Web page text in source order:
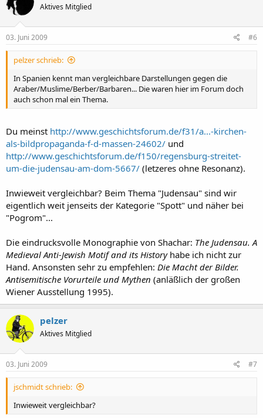
Aktives Mitglied
03. Juni 2009 #6
pelzer schrieb:
In Spanien kennt man vergleichbare Darstellungen gegen die
Araber/Muslime/Berber/Barbaren... Die waren hier im Forum doch
auch schon mal ein Thema.
Du meinst http://www.geschichtsforum.de/f31/a...-kirchen-
als-bildpropaganda-f-d-massen-24602/ und
http://www.geschichtsforum.de/f150/regensburg-streitet-
um-die-judensau-am-dom-5667/ (letzeres ohne Resonanz).
Inwieweit vergleichbar? Beim Thema "Judensau" sind wir
eigentlich weit jenseits der Kategorie "Spott" und näher bei
"Pogrom"...
Die eindrucksvolle Monographie von Shachar: The Judensau. A
Medieval Anti-Jewish Motif and its Historyhabe ich nicht zur
Hand. Ansonsten sehr zu empfehlen: Die Macht der Bilder.
Antisemitische Vorurteile und Mythen (anläßlich der großen
Wiener Ausstellung 1995).
pelzer
Aktives Mitglied
03. Juni 2009 #7
jschmidt schrieb:
Inwieweit vergleichbar?